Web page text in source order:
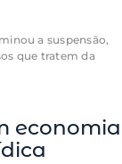
a suspensão,
que tratem da
economia